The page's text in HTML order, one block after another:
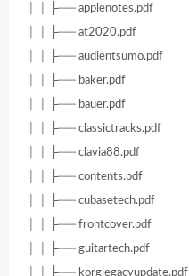
│ │ ├── applenotes.pdf
│ │ ├── at2020.pdf
│ │ ├── audientsumo.pdf
│ │ ├── baker.pdf
│ │ ├── bauer.pdf
│ │ ├── classictracks.pdf
│ │ ├── clavia88.pdf
│ │ ├── contents.pdf
│ │ ├── cubasetech.pdf
│ │ ├── frontcover.pdf
│ │ ├── guitartech.pdf
│ │ ├── korglegacyupdate.pdf